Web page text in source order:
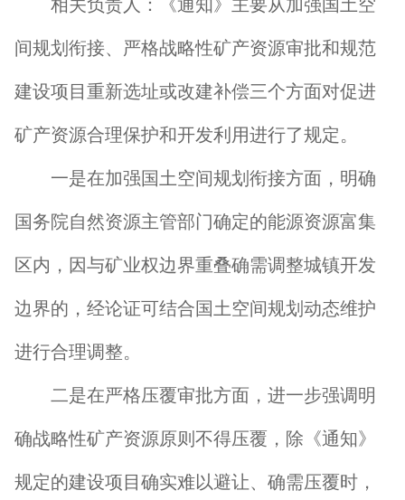
相关负责人：《通知》主要从加强国土空
间规划衔接、严格战略性矿产资源审批和规范
建设项目重新选址或改建补偿三个方面对促进
矿产资源合理保护和开发利用进行了规定。
一是在加强国土空间规划衔接方面，明确
国务院自然资源主管部门确定的能源资源富集
区内，因与矿业权边界重叠确需调整城镇开发
边界的，经论证可结合国土空间规划动态维护
进行合理调整。
二是在严格压覆审批方面，进一步强调明
确战略性矿产资源原则不得压覆，除《通知》
规定的建设项目确实难以避让、确需压覆时，